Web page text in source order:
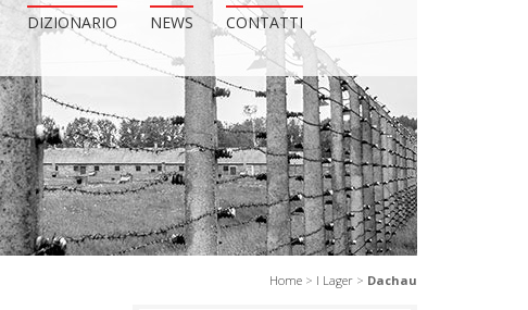
DIZIONARIO NEWS
CONTATTI
Home > I Lager > Dachau